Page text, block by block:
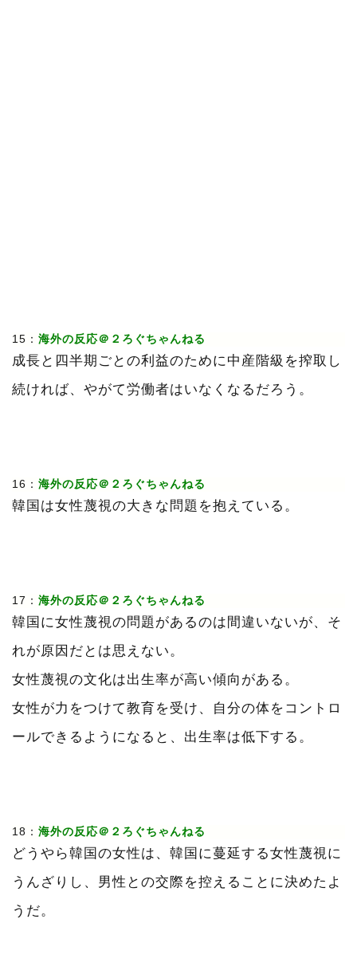
15： 海外の反応＠２ろぐちゃんねる
成長と四半期ごとの利益のために中産階級を搾取し
続ければ、やがて労働者はいなくなるだろう。
16： 海外の反応＠２ろぐちゃんねる
韓国は女性蔑視の大きな問題を抱えている。
17： 海外の反応＠２ろぐちゃんねる
韓国に女性蔑視の問題があるのは間違いないが、そ
れが原因だとは思えない。
女性蔑視の文化は出生率が高い傾向がある。
女性が力をつけて教育を受け、自分の体をコントロ
ールできるようになると、出生率は低下する。
18： 海外の反応＠２ろぐちゃんねる
どうやら韓国の女性は、韓国に蔓延する女性蔑視に
うんざりし、男性との交際を控えることに決めたよ
うだ。